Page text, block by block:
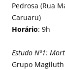
Pedrosa (Rua
Caruaru)
Horário: 9h
Estudo Nº1:
Grupo Magiluth